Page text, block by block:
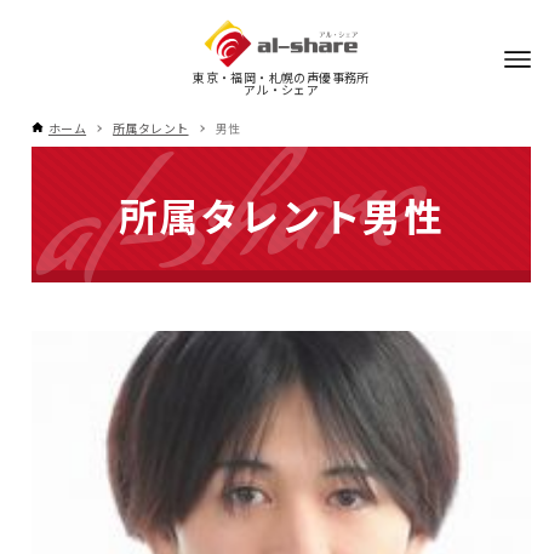
東京・福岡・札幌の声優事務所
アル・シェア
ホーム 所属タレント 男性
所属タレント男性